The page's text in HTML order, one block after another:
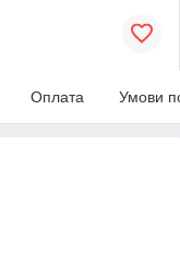
Оплата Умови